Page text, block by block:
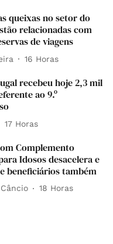
queixas no setor do
relacionadas com
de viagens
16 Horas
recebeu hoje 2,3 mil
ao 9.º
17 Horas
Complemento
Idosos desacelera e
beneficiários também
18 Horas